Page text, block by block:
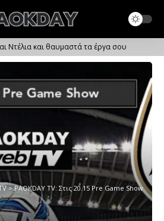
Ντέλια και θαυμαστά τα έργα σου
>PAOKDAY TV: Στις 20.15 Pre Game Show